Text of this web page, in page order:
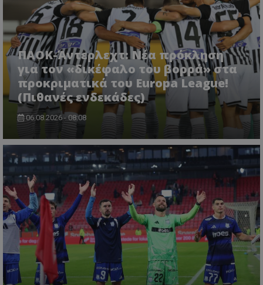
ΠΑΟΚ-Άντερλεχτ: Νέα πρόκληση
για τον «δικέφαλο του βορρά» στα
προκριματικά του Europa League!
(Πιθανές ενδεκάδες)
06.08.2026 - 08:08